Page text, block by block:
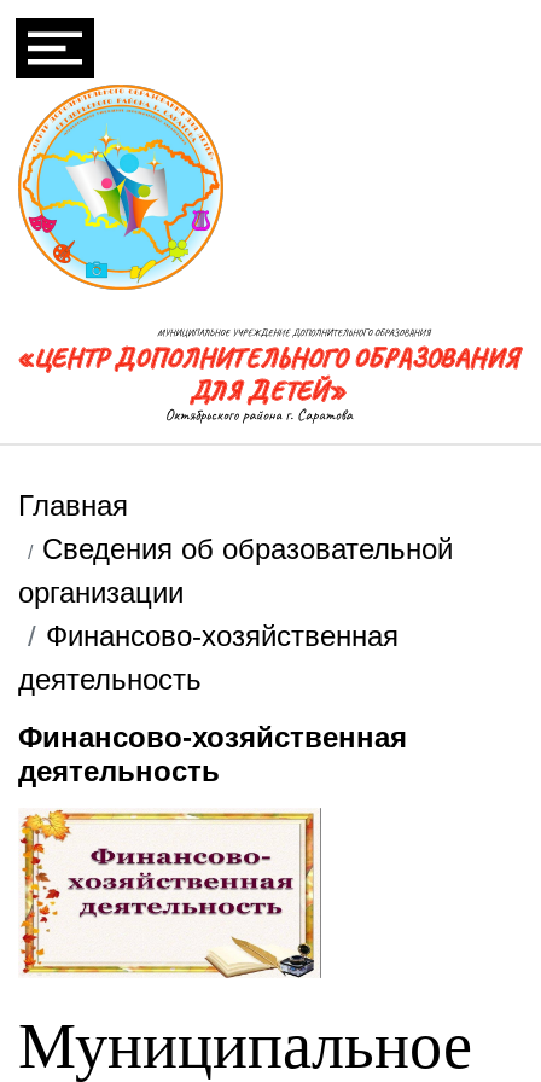
Главная
Сведения об образовательной
организации
Финансово-хозяйственная
деятельность
Финансово-хозяйственная
деятельность
Муниципальное